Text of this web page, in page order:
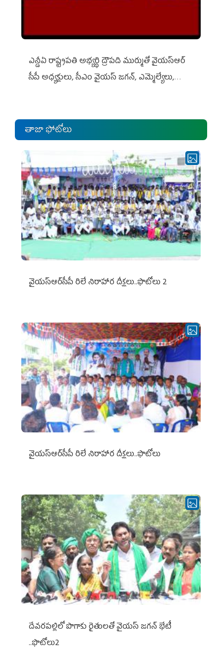
ఎన్డీఏ రాష్ట్ర‌ప‌తి అభ్య‌ర్థి ద్రౌప‌ది ముర్ముతో వైయ‌స్ఆర్
సీపీ అధ్య‌క్షులు, సీఎం వైయ‌స్ జ‌గ‌న్, ఎమ్మెల్యేలు,
తాజా ఫోటోలు
వైయ‌స్ఆర్‌సీపీ రిలే నిరాహార దీక్షలు..ఫొటోలు 2
వైయ‌స్ఆర్‌సీపీ రిలే నిరాహార దీక్షలు..ఫొటోలు
దేవరపల్లిలో పొగాకు రైతులతో వైయస్ జగన్ భేటీ
..ఫొటోలు2